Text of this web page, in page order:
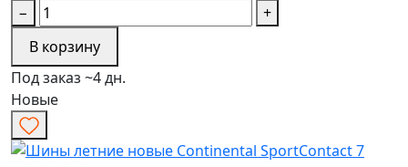
−
+
В корзину
Под заказ ~4 дн.
Новые